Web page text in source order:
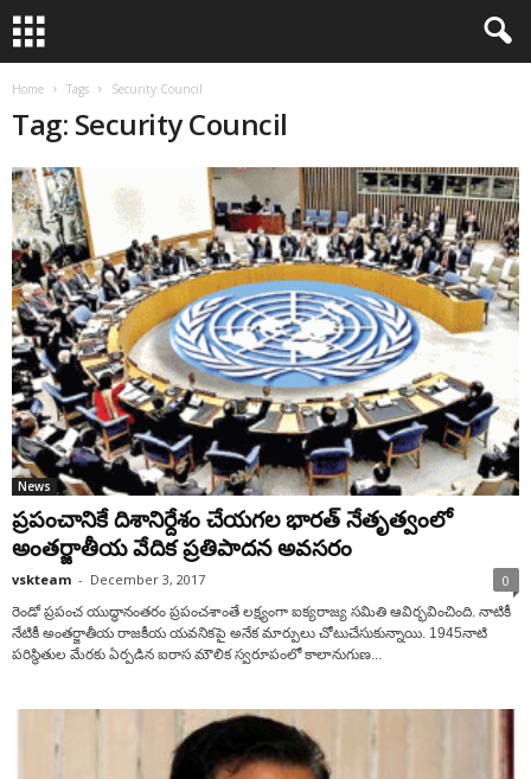
Home Tags Security Council
Tag: Security Council
News
ప్రపంచానికే దిశానిర్దేశం చేయగల భారత్‌ నేతృత్వంలో
అంతర్జాతీయ వేదిక ప్రతిపాదన అవసరం
vskteam - December 3, 2017 0
రెండో ప్రపంచ యుద్ధానంతరం ప్రపంచశాంతే లక్ష్యంగా ఐక్యరాజ్య సమితి ఆవిర్భవించింది. నాటికీ
నేటికీ అంతర్జాతీయ రాజకీయ యవనికపై అనేక మార్పులు చోటుచేసుకున్నాయి. 1945నాటి
పరిస్థితుల మేరకు ఏర్పడిన ఐరాస మౌలిక స్వరూపంలో కాలానుగుణ...